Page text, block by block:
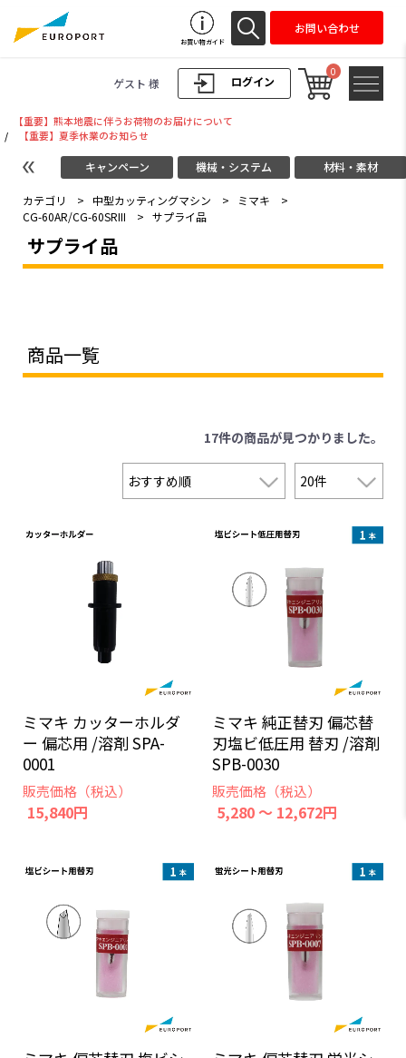
ログイン
ゲスト 様
0
お買い物ガイド
お問い合わせ
【重要】熊本地震に伴うお荷物のお届けについて
/
【重要】夏季休業のお知らせ
キャンペーン 機械・システム 材料・素材
カテゴリ > 中型カッティングマシン > ミマキ
>
CG-60AR/CG-60SRIII
> サプライ品
サプライ品
商品一覧
17件の商品が見つかりました。
ミマキ カッターホルダ
ー 偏芯用 /溶剤 SPA-
0001
販売価格（税込）
15,840円
ミマキ 純正替刃 偏芯替
刃塩ビ低圧用 替刃 /溶剤
SPB-0030
販売価格（税込）
5,280 ～ 12,672円